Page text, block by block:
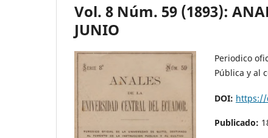
Vol. 8 Núm. 59 (1893):
JUNIO
Periodico
Pública y al
DOI: https://
Publicado: